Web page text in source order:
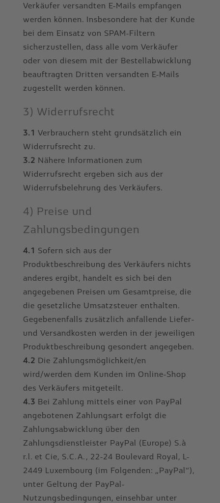
Verkäufer versandten E-Mails empfangen
werden können. Insbesondere hat der Kunde
bei dem Einsatz von SPAM-Filtern
sicherzustellen, dass alle vom Verkäufer
oder von diesem mit der Bestellabwicklung
beauftragten Dritten versandten E-Mails
zugestellt werden können.
3) Widerrufsrecht
3.1 Verbrauchern steht grundsätzlich ein
Widerrufsrecht zu.
3.2 Nähere Informationen zum
Widerrufsrecht ergeben sich aus der
Widerrufsbelehrung des Verkäufers.
4) Preise und
Zahlungsbedingungen
4.1 Sofern sich aus der
Produktbeschreibung des Verkäufers nichts
anderes ergibt, handelt es sich bei den
angegebenen Preisen um Gesamtpreise, die
die gesetzliche Umsatzsteuer enthalten.
Gegebenenfalls zusätzlich anfallende Liefer-
und Versandkosten werden in der jeweiligen
Produktbeschreibung gesondert angegeben.
4.2 Die Zahlungsmöglichkeit/en
wird/werden dem Kunden im Online-Shop
des Verkäufers mitgeteilt.
4.3 Bei Zahlung mittels einer von PayPal
angebotenen Zahlungsart erfolgt die
Zahlungsabwicklung über den
Zahlungsdienstleister PayPal (Europe) S.à
r.l. et Cie, S.C.A., 22-24 Boulevard Royal, L-
2449 Luxembourg (im Folgenden: „PayPal“),
unter Geltung der PayPal-
Nutzungsbedingungen, einsehbar unter